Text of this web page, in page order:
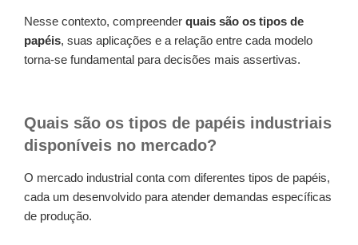
Nesse contexto, compreender quais são os tipos de
papéis, suas aplicações e a relação entre cada modelo
torna-se fundamental para decisões mais assertivas.
Quais são os tipos de papéis industriais
disponíveis no mercado?
O mercado industrial conta com diferentes tipos de papéis,
cada um desenvolvido para atender demandas específicas
de produção.